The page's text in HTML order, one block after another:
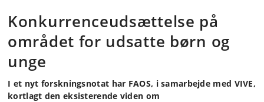
Konkurrenceudsættelse på
området for udsatte børn og
unge
I et nyt forskningsnotat har FAOS, i samarbejde med VIVE,
kortlagt den eksisterende viden om